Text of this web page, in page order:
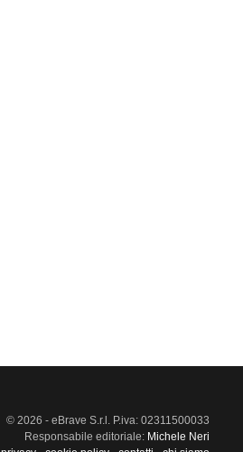
© 2026 - eBrave S.r.l. P.iva: 02311500033
Responsabile editoriale: Michele Neri